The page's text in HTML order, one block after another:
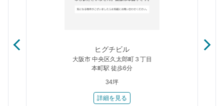
ヒグチビル
大阪市 中央区久太郎町３丁目
本町駅 徒歩6分
34坪
詳細を見る